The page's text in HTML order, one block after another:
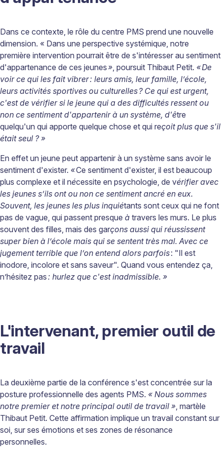
Dans ce contexte, le rôle du centre PMS prend une nouvelle
dimension. « Dans une perspective systémique, notre
première intervention pourrait être de s'intéresser au sentiment
d'appartenance de ces jeunes», poursuit Thibaut Petit. «De
voir ce qui les fait vibrer: leurs amis, leur famille, l’école,
leurs activités sportives ou culturelles? Ce qui est urgent,
c'est de vérifier si le jeune qui a des difficultés ressent ou
non ce sentiment d'appartenirà un système, d'être
quelqu'un qui apporte quelque chose et qui reçoit plus que s'il
était seul ?»
En effet un jeune peut appartenir à un système sans avoir le
sentiment d'exister. «Ce sentiment d'exister, il est beaucoup
plus complexe et il nécessite en psychologie, de vérifier avec
les jeunes s’ils ont ou non ce sentiment ancré en eux.
Souvent, les jeunes les plus inquiétants sont ceux qui ne font
pas de vague, qui passent presque à travers les murs. Le plus
souvent des filles, mais des garçons aussi qui réussissent
super bien à l’école mais qui se sentent très mal. Avec ce
jugement terrible que l’on entend alors parfois: "Il est
inodore, incolore et sans saveur". Quand vous entendez ça,
n’hésitez pas: hurlez que c'est inadmissible. »
L'intervenant, premier outil de
travail
La deuxième partie de la conférence s'est concentrée sur la
posture professionnelle des agents PMS. « Nous sommes
notre premier et notre principal outil de travail », martèle
Thibaut Petit. Cette affirmation implique un travail constant sur
soi, sur ses émotions et ses zones de résonance
personnelles.